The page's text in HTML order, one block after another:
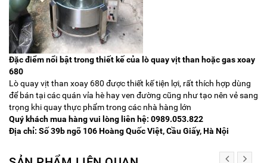
Đặc điểm nổi bật trong thiết kế của lò quay vịt than hoặc gas xoay
680
Lò quay vịt than xoay 680 được thiết kế tiện lợi, rất thích hợp dùng
để bán tại các quán vỉa hè hay ven đường cũng như tạo nên vẻ sang
trọng khi quay thực phẩm trong các nhà hàng lớn
Quý khách mua hàng vui lòng liên hệ: 0989.053.822
Địa chỉ: Số 39b ngõ 106 Hoàng Quốc Việt, Cầu Giấy, Hà Nội